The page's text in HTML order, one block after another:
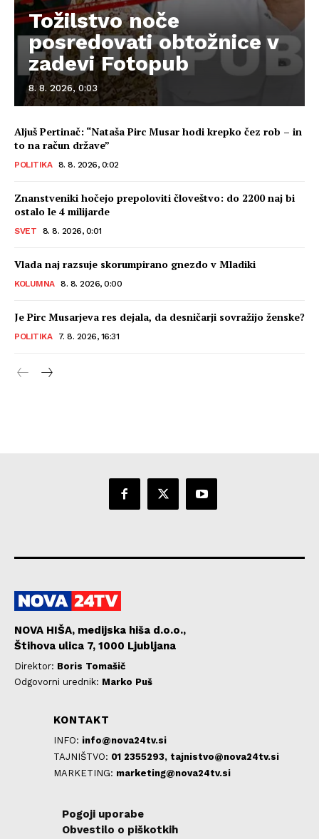
Tožilstvo noče
posredovati obtožnice v
zadevi Fotopub
8. 8. 2026, 0:03
Aljuš Pertinač: “Nataša Pirc Musar hodi krepko čez rob – in
to na račun države”
POLITIKA 8. 8. 2026, 0:02
Znanstveniki hočejo prepoloviti človeštvo: do 2200 naj bi
ostalo le 4 milijarde
SVET 8. 8. 2026, 0:01
Vlada naj razsuje skorumpirano gnezdo v Mladiki
KOLUMNA 8. 8. 2026, 0:00
Je Pirc Musarjeva res dejala, da desničarji sovražijo ženske?
POLITIKA 7. 8. 2026, 16:31
NOVA HIŠA, medijska hiša d.o.o.,
Štihova ulica 7, 1000 Ljubljana
Direktor: Boris Tomašič
Odgovorni urednik: Marko Puš
KONTAKT
INFO: info@nova24tv.si
TAJNIŠTVO: 01 2355293, tajnistvo@nova24tv.si
MARKETING: marketing@nova24tv.si
Pogoji uporabe
Obvestilo o piškotkih